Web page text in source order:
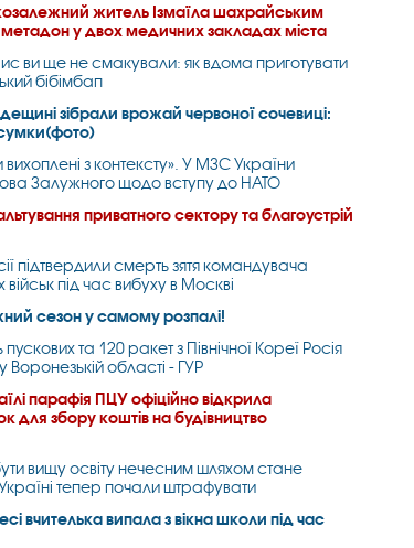
житель Ізмаїла шахрайським
у двох медичних закладах міста
ви ще не смакували: як вдома приготувати
бібімбап
зібрали врожай червоної сочевиці:
вихоплені з контексту». У МЗС України
Залужного щодо вступу до НАТО
приватного сектору та благоустрій
підтвердили смерть зятя командувача
військ під час вибуху в Москві
сезон у самому розпалі!
пускових та 120 ракет з Північної Кореї Росія
Воронезькій області - ГУР
парафія ПЦУ офіційно відкрила
для збору коштів на будівництво
вищу освіту нечесним шляхом стане
тепер почали штрафувати
вчителька випала з вікна школи під час